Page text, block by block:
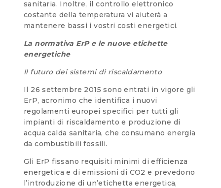
sanitaria. Inoltre, il controllo elettronico
costante della temperatura vi aiuterà a
mantenere bassi i vostri costi energetici.
La normativa ErP e le nuove etichette
energetiche
Il futuro dei sistemi di riscaldamento
Il 26 settembre 2015 sono entrati in vigore gli
ErP, acronimo che identifica i nuovi
regolamenti europei specifici per tutti gli
impianti di riscaldamento e produzione di
acqua calda sanitaria, che consumano energia
da combustibili fossili.
Gli ErP fissano requisiti minimi di efficienza
energetica e di emissioni di CO2 e prevedono
l’introduzione di un’etichetta energetica,